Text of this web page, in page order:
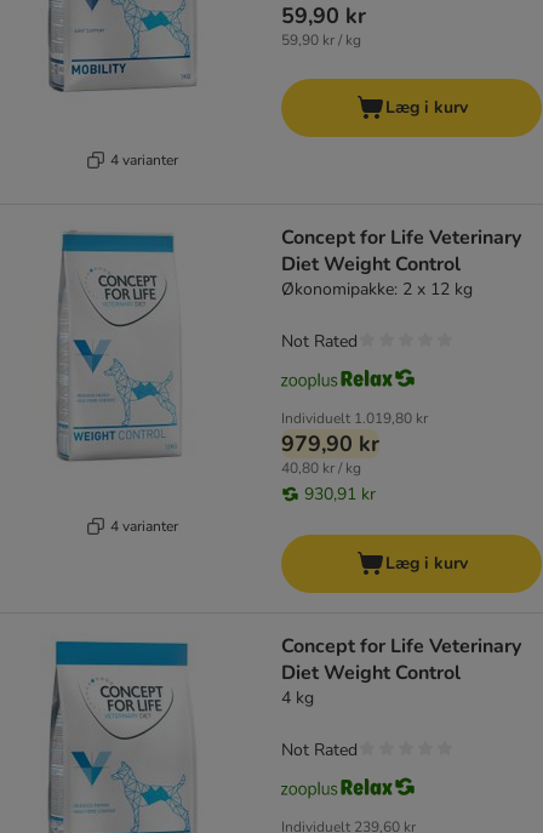
4 varianter
59,90 kr
59,90 kr / kg
Læg i kurv
4 varianter
Concept for Life Veterinary
Diet Weight Control
Økonomipakke: 2 x 12 kg
Individuelt 1.019,80 kr
979,90 kr
40,80 kr / kg
930,91 kr
Not Rated
Læg i kurv
Concept for Life Veterinary
Diet Weight Control
4 kg
Individuelt 239,60 kr
Not Rated